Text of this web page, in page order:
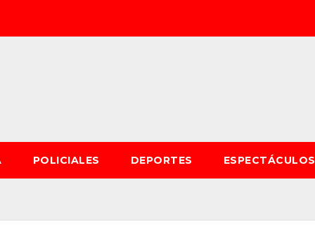
POLICIALES DEPORTES ESPECTÁCULOS